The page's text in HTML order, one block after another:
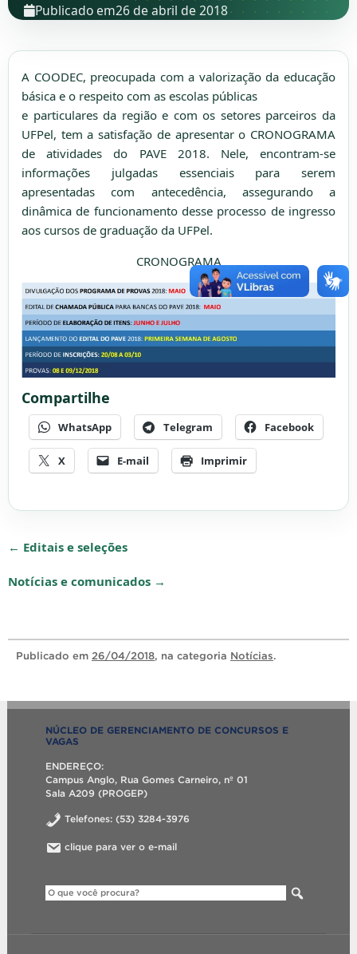
Publicado em26 de abril de 2018
A COODEC, preocupada com a valorização da educação
básica e o respeito com as escolas públicas
e particulares da região e com os setores parceiros da
UFPel, tem a satisfação de apresentar o CRONOGRAMA
de atividades do PAVE 2018. Nele, encontram-se
informações julgadas essenciais para serem
apresentadas com antecedência, assegurando a
dinâmica de funcionamento desse processo de ingresso
aos cursos de graduação da UFPel.
CRONOGRAMA
Compartilhe
WhatsApp Telegram Facebook
X E-mail Imprimir
← Editais e seleções
Notícias e comunicados →
Publicado em 26/04/2018, na categoria Notícias.
NÚCLEO DE GERENCIAMENTO DE CONCURSOS E
VAGAS
ENDEREÇO:
Campus Anglo, Rua Gomes Carneiro, nº 01
Sala A209 (PROGEP)
Telefones: (53) 3284-3976
clique para ver o e-mail